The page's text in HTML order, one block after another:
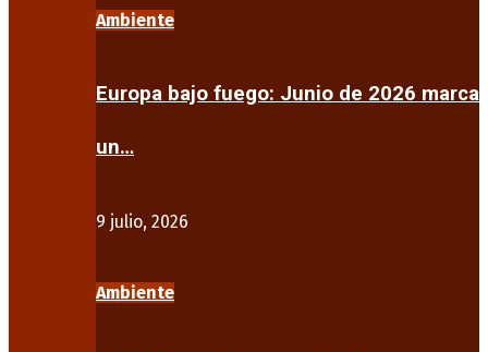
Ambiente
Europa bajo fuego: Junio de 2026 marca
un…
9 julio, 2026
Ambiente